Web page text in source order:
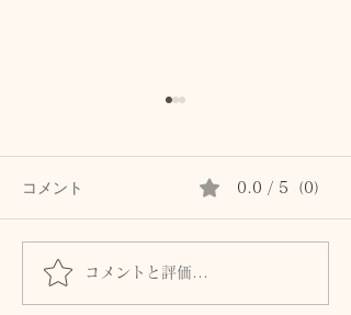
髪とまつ毛のために、自
律神経と首・頭皮をいた
コメント 0.0 / 5（0）
コメントと評価...